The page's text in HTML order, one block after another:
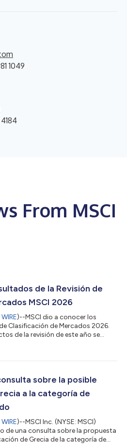
1049
From MSCI
de la Revisión de
MSCI 2026
)--MSCI dio a conocer los
Clasificación de Mercados 2026.
de la revisión de este año se
de cuestiones relacionadas con
los mercados bursátiles de
las medidas anuncia...
sobre la posible
a la categoría de
)--MSCI Inc. (NYSE: MSCI)
de una consulta sobre la propuesta
de Grecia de la categoría de